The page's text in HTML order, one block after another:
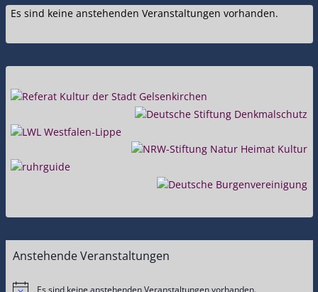
Es sind keine anstehenden Veranstaltungen vorhanden.
Anstehende Veranstaltungen
Es sind keine anstehenden Veranstaltungen vorhanden.